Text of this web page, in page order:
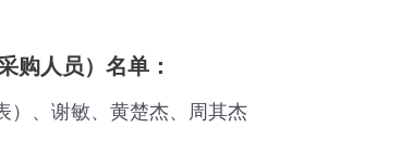
购人员）名单：
）、谢敏、黄楚杰、周其杰